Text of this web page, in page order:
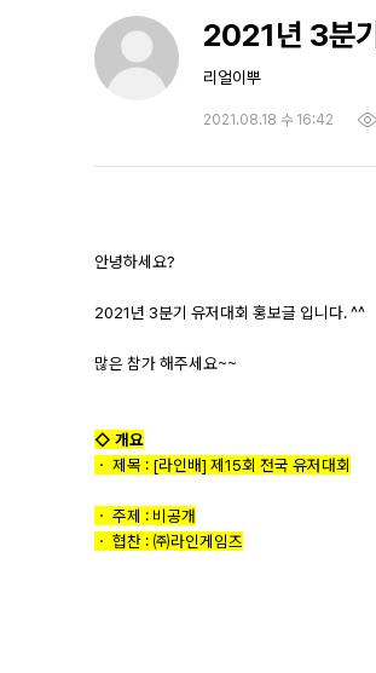
2021년 3분
리얼이뿌
2021.08.18 수 16:42
안녕하세요?
2021년 3분기 유저대회 홍보글 입니다. ^^
많은 참가 해주세요~~
◇ 개요
ㆍ 제목 : [라인배] 제15회 전국 유저대회
ㆍ 주제 : 비공개
ㆍ 협찬 : ㈜라인게임즈